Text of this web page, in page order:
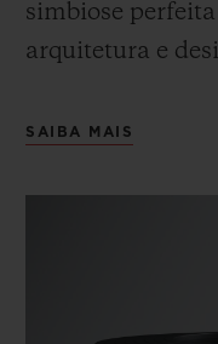
simbiose
arquitetura e
SAIBA MAIS